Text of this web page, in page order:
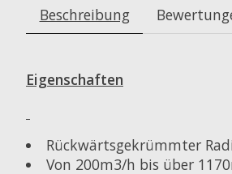
Beschreibung
Eigenschaften
Rückwärtsgekrümmter
Von 200m3/h bis über